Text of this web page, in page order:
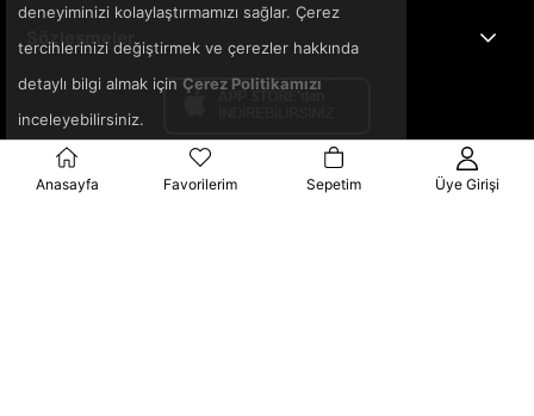
Sözleşmeler
deneyiminizi kolaylaştırmamızı sağlar. Çerez
tercihlerinizi değiştirmek ve çerezler hakkında
detaylı bilgi almak için Çerez Politikamızı
inceleyebilirsiniz.
Anasayfa Favorilerim Sepetim Üye Girişi